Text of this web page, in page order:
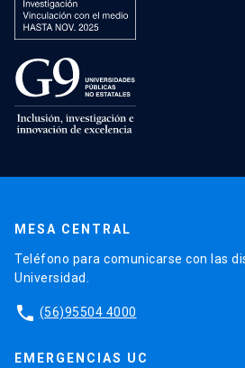
MESA CENTRAL
Teléfono para comunicarse con las
Universidad.
phone (56)95504 4000
EMERGENCIAS UC